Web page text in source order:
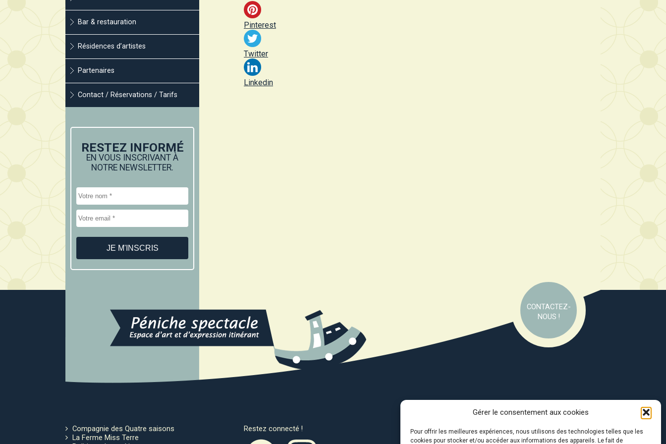
Gérer le consentement aux cookies
Pour offrir les meilleures expériences, nous utilisons des technologies telles que les
cookies pour stocker et/ou accéder aux informations des appareils. Le fait de
Bar & restauration
Résidences d’artistes
Partenaires
Contact / Réservations / Tarifs
RESTEZ INFORMÉ
EN VOUS INSCRIVANT À
NOTRE NEWSLETTER.
Pinterest
Twitter
Linkedin
CONTACTEZ-
NOUS !
Compagnie des Quatre saisons
La Ferme Miss Terre
Restez connecté ! Avec le soutien de :